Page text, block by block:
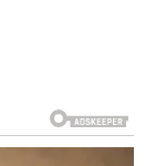
dane.
počinje